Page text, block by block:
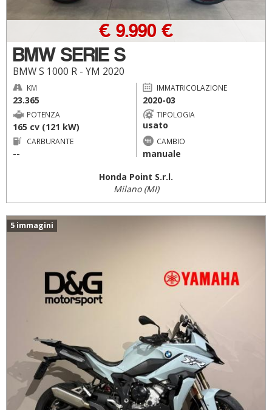
BMW SERIE S
BMW S 1000 R - YM 2020
€ 9.990 €
KM
23.365
IMMATRICOLAZIONE
2020-03
POTENZA
165 cv (121 kW)
TIPOLOGIA
usato
CARBURANTE
--
CAMBIO
manuale
Honda Point S.r.l.
Milano (MI)
5 immagini